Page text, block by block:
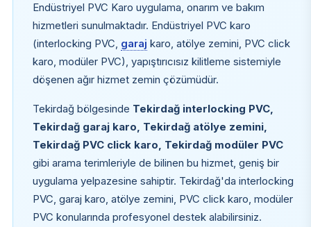
Endüstriyel PVC Karo uygulama, onarım ve bakım
hizmetleri sunulmaktadır. Endüstriyel PVC karo
(interlocking PVC, garaj karo, atölye zemini, PVC click
karo, modüler PVC), yapıştırıcısız kilitleme sistemiyle
döşenen ağır hizmet zemin çözümüdür.
Tekirdağ bölgesinde Tekirdağ interlocking PVC,
Tekirdağ garaj karo, Tekirdağ atölye zemini,
Tekirdağ PVC click karo, Tekirdağ modüler PVC
gibi arama terimleriyle de bilinen bu hizmet, geniş bir
uygulama yelpazesine sahiptir. Tekirdağ'da interlocking
PVC, garaj karo, atölye zemini, PVC click karo, modüler
PVC konularında profesyonel destek alabilirsiniz.